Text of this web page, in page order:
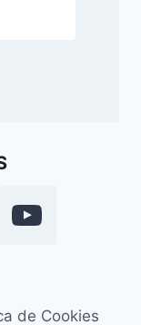
de Cookies